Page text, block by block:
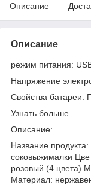
Описание
Описание
режим питания:
Напряжение
Свойства батареи:
Узнать больше
Описание:
Название
соковыжималки
розовый (4 цвета)
Материал: